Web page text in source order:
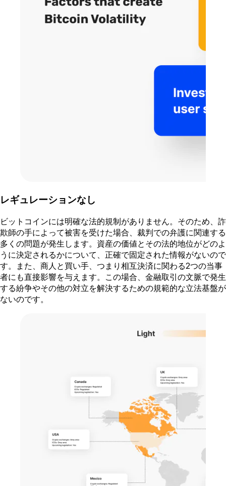
レギュレーションなし
ビットコインには明確な法的規制がありません。そのため、詐
欺師の手によって被害を受けた場合、裁判での弁護に関連する
多くの問題が発生します。資産の価値とその法的地位がどのよ
うに決定されるかについて、正確で固定された情報がないので
す。また、商人と買い手、つまり相互決済に関わる2つの当事
者にも直接影響を与えます。この場合、金融取引の文脈で発生
する紛争やその他の対立を解決するための規範的な立法基盤が
ないのです。